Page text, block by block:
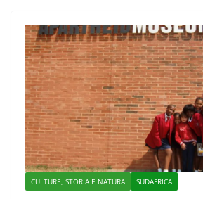
CULTURE, STORIA E NATURA SUDAFRICA